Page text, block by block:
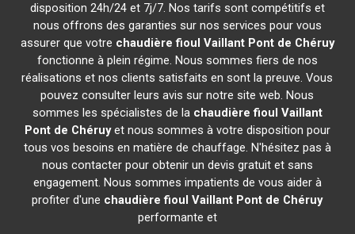
disposition 24h/24 et 7j/7. Nos tarifs sont compétitifs et
nous offrons des garanties sur nos services pour vous
assurer que votre chaudière fioul Vaillant Pont de Chéruy
fonctionne à plein régime. Nous sommes fiers de nos
réalisations et nos clients satisfaits en sont la preuve. Vous
pouvez consulter leurs avis sur notre site web. Nous
sommes les spécialistes de la chaudière fioul Vaillant
Pont de Chéruyet nous sommes à votre disposition pour
tous vos besoins en matière de chauffage. N'hésitez pas à
nous contacter pour obtenir un devis gratuit et sans
engagement. Nous sommes impatients de vous aider à
profiter d'une chaudière fioul Vaillant Pont de Chéruy
performante et